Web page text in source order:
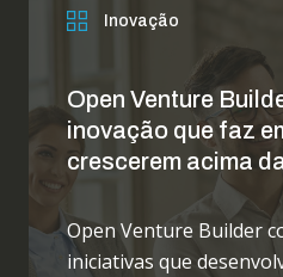
Inovação
Open Venture
inovação que faz
crescerem acima
Open Venture Builder
iniciativas que